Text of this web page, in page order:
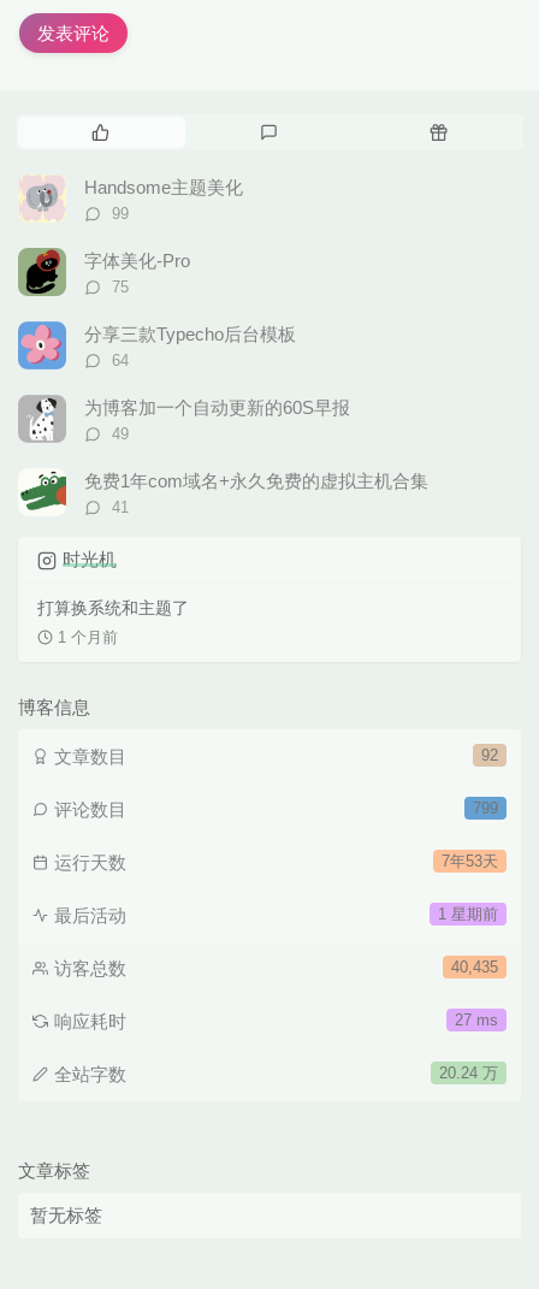
发表评论
热
文
章
随
Handsome主题美化
评
数：
99
字体美化-Pro
评
数：
75
分享三款Typecho后台模板
评
数：
64
为博客加一个自动更新的60S早报
评
数：
49
免费1年com域名+永久免费的虚拟主机合集
评
41
时光机
打算换系统和主题了
1 个月前
博客信息
92
文章数目
799
评论数目
7年53天
运行天数
1 星期前
最后活动
40,435
访客总数
27 ms
响应耗时
20.24 万
全站字数
文章标签
暂无标签